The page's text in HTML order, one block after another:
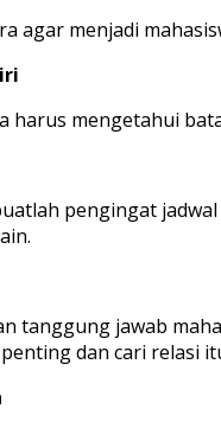
agar menjadi
harus mengetahui
pengingat
tanggung jawab
dan cari relasi